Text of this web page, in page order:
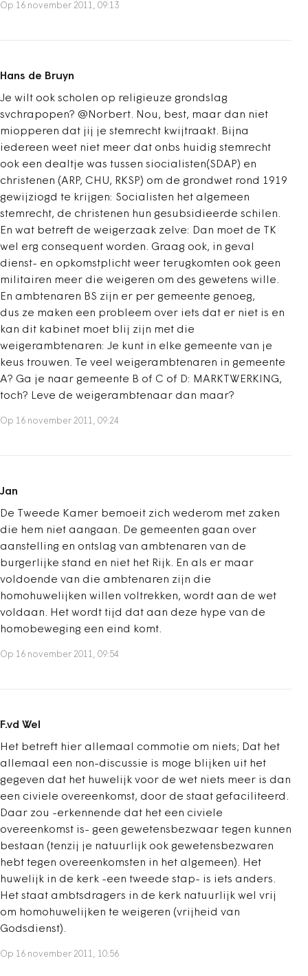
Op 16 november 2011, 09:13
Hans de Bruyn
Je wilt ook scholen op religieuze grondslag
svchrapopen? @Norbert. Nou, best, maar dan niet
miopperen dat jij je stemrecht kwijtraakt. Bijna
iedereen weet niet meer dat onbs huidig stemrecht
ook een dealtje was tussen siocialisten(SDAP) en
christenen (ARP, CHU, RKSP) om de grondwet rond 1919
gewijziogd te krijgen: Socialisten het algemeen
stemrecht, de christenen hun gesubsidieerde schilen.
En wat betreft de weigerzaak zelve: Dan moet de TK
wel erg consequent worden. Graag ook, in geval
dienst- en opkomstplicht weer terugkomten ook geen
militairen meer die weigeren om des gewetens wille.
En ambtenaren BS zijn er per gemeente genoeg,
dus ze maken een probleem over iets dat er niet is en
kan dit kabinet moet blij zijn met die
weigerambtenaren: Je kunt in elke gemeente van je
keus trouwen. Te veel weigerambtenaren in gemeente
A? Ga je naar gemeente B of C of D: MARKTWERKING,
toch? Leve de weigerambtenaar dan maar?
Op 16 november 2011, 09:24
Jan
De Tweede Kamer bemoeit zich wederom met zaken
die hem niet aangaan. De gemeenten gaan over
aanstelling en ontslag van ambtenaren van de
burgerlijke stand en niet het Rijk. En als er maar
voldoende van die ambtenaren zijn die
homohuwelijken willen voltrekken, wordt aan de wet
voldaan. Het wordt tijd dat aan deze hype van de
homobeweging een eind komt.
Op 16 november 2011, 09:54
F.vd Wel
Het betreft hier allemaal commotie om niets; Dat het
allemaal een non-discussie is moge blijken uit het
gegeven dat het huwelijk voor de wet niets meer is dan
een civiele overeenkomst, door de staat gefaciliteerd.
Daar zou -erkennende dat het een civiele
overeenkomst is- geen gewetensbezwaar tegen kunnen
bestaan (tenzij je natuurlijk ook gewetensbezwaren
hebt tegen overeenkomsten in het algemeen). Het
huwelijk in de kerk -een tweede stap- is iets anders.
Het staat ambtsdragers in de kerk natuurlijk wel vrij
om homohuwelijken te weigeren (vrijheid van
Godsdienst).
Op 16 november 2011, 10:56